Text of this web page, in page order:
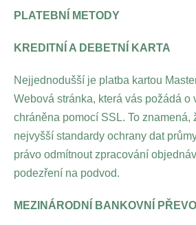
PLATEBNÍ METODY
KREDITNÍ A DEBETNÍ KARTA
Nejjednodušší je platba kartou
Webová stránka, která vás požádá o
chráněna pomocí SSL. To znamená,
nejvyšší standardy ochrany dat
právo odmítnout zpracování
podezření na podvod.
MEZINÁRODNÍ BANKOVNÍ